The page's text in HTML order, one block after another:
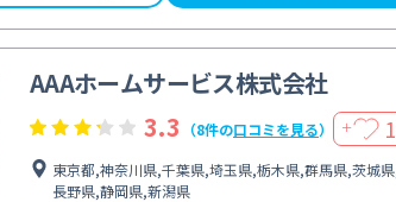
AAAホームサービス株式会社
3.3
（8件の口コミを見る） ＋ 1
東京都,神奈川県,千葉県,埼玉県,栃木県,群馬県,茨城
長野県,静岡県,新潟県